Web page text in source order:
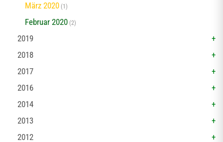
März 2020 (1)
Februar 2020 (2)
2019
2018
2017
2016
2014
2013
2012